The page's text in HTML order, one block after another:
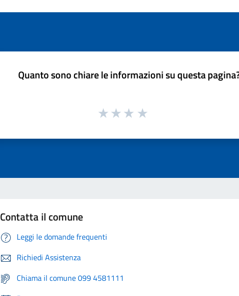
Quanto sono chiare le informazioni su questa
Contatta il comune
Leggi le domande frequenti
Richiedi Assistenza
Chiama il comune 099 4581111